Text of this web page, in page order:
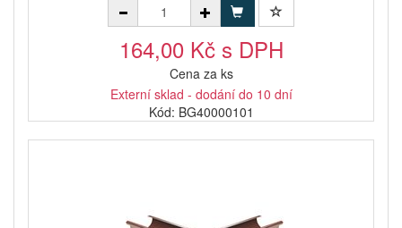
164,00 Kč s DPH
Cena za ks
Externí sklad - dodání do 10 dní
Kód: BG40000101